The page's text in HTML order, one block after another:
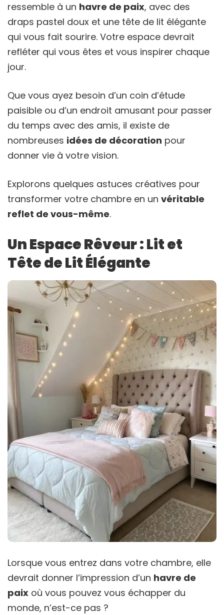
ressemble à un havre de paix, avec des
draps pastel doux et une tête de lit élégante
qui vous fait sourire. Votre espace devrait
refléter qui vous êtes et vous inspirer chaque
jour.
Que vous ayez besoin d’un coin d’étude
paisible ou d’un endroit amusant pour passer
du temps avec des amis, il existe de
nombreuses idées de décoration pour
donner vie à votre vision.
Explorons quelques astuces créatives pour
transformer votre chambre en un véritable
reflet de vous-même.
Un Espace Rêveur : Lit et
Tête de Lit Élégante
Lorsque vous entrez dans votre chambre, elle
devrait donner l’impression d’un havre de
paix où vous pouvez vous échapper du
monde, n’est-ce pas ?